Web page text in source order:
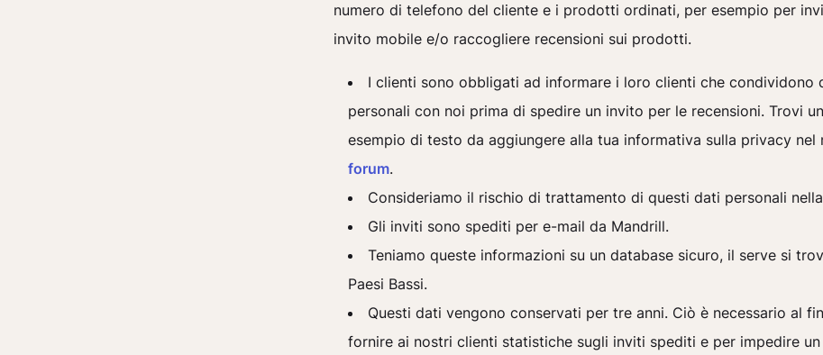
numero di telefono del cliente e i prodotti ordinati, per esempio per
invito mobile e/o raccogliere recensioni sui prodotti.
I clienti sono obbligati ad informare i loro clienti che condividono
personali con noi prima di spedire un invito per le recensioni. Trovi un
esempio di testo da aggiungere alla tua informativa sulla privacy nel
forum.
Consideriamo il rischio di trattamento di questi dati personali
Gli inviti sono spediti per e-mail da Mandrill.
Teniamo queste informazioni su un database sicuro, il serve si
Paesi Bassi.
Questi dati vengono conservati per tre anni. Ciò è necessario al
fornire ai nostri clienti statistiche sugli inviti spediti e per impedire